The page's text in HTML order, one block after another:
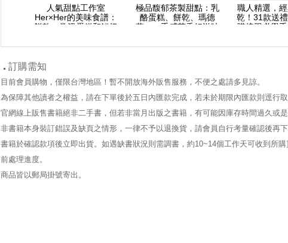
人氣甜點工作室
Her×Her的美味食譜：
餅乾、常溫蛋糕和鮮奶
不藏私，做出每天都想
極品馥郁茶製甜點：乳
酪蛋糕、餅乾、瑪德
蓮……手感茶香好滋味
職人精選，
乾！31款送
購接單必學手
訂購需知
目前會員購物，僅限台灣地區！暫不開放海外販售服務，不便之處請多見諒。
為保障其他讀者之權益，請在下單後於五日內匯款完成，若未於期限內匯款則逕行
官網線上販售書籍絕非二手書，但若非當月出版之書籍，有可能因庫存時間過久或
非書籍本身裝訂錯誤及缺頁之情形，一律不予以退換貨，請會員自行考量確認後再下
書籍於確認款項後立即出貨。如遇缺書狀況則需調書，約10~14個工作天可收到所
前處理進度。
商品皆以郵局掛號寄出。